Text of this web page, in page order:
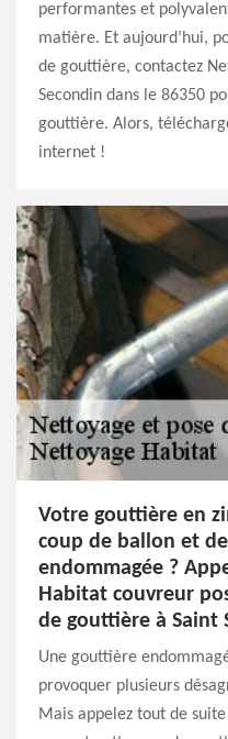
performantes et
matière. Et aujourd’hui,
de gouttière, contactez
Secondin dans le 86350
gouttière. Alors,
internet !
Votre gouttière en
coup de ballon et
endommagée ?
Habitat couvreur
de gouttière à Saint
Une gouttière
provoquer plusieurs
Mais appelez tout de